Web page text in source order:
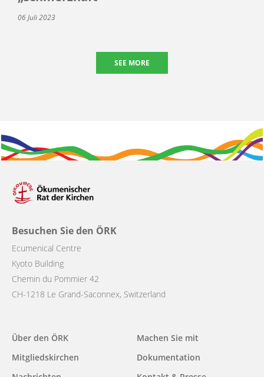
06 Juli 2023
SEE MORE
Besuchen Sie den ÖRK
Ecumenical Centre
Kyoto Building
Chemin du Pommier 42
CH-1218 Le Grand-Saconnex, Switzerland
Main
navigation
Über den ÖRK
Mitgliedskirchen
Machen Sie mit
Dokumentation